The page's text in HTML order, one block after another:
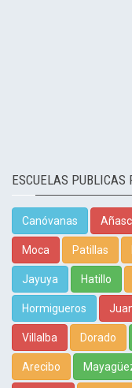
ESCUELAS PUBLICAS
Canóvanas
Moca Patillas
Jayuya Hatillo
Hormigueros
Villalba Dorado
Arecibo